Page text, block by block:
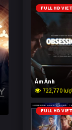
FULL HD
Ám Ảnh
722,770
FULL HD